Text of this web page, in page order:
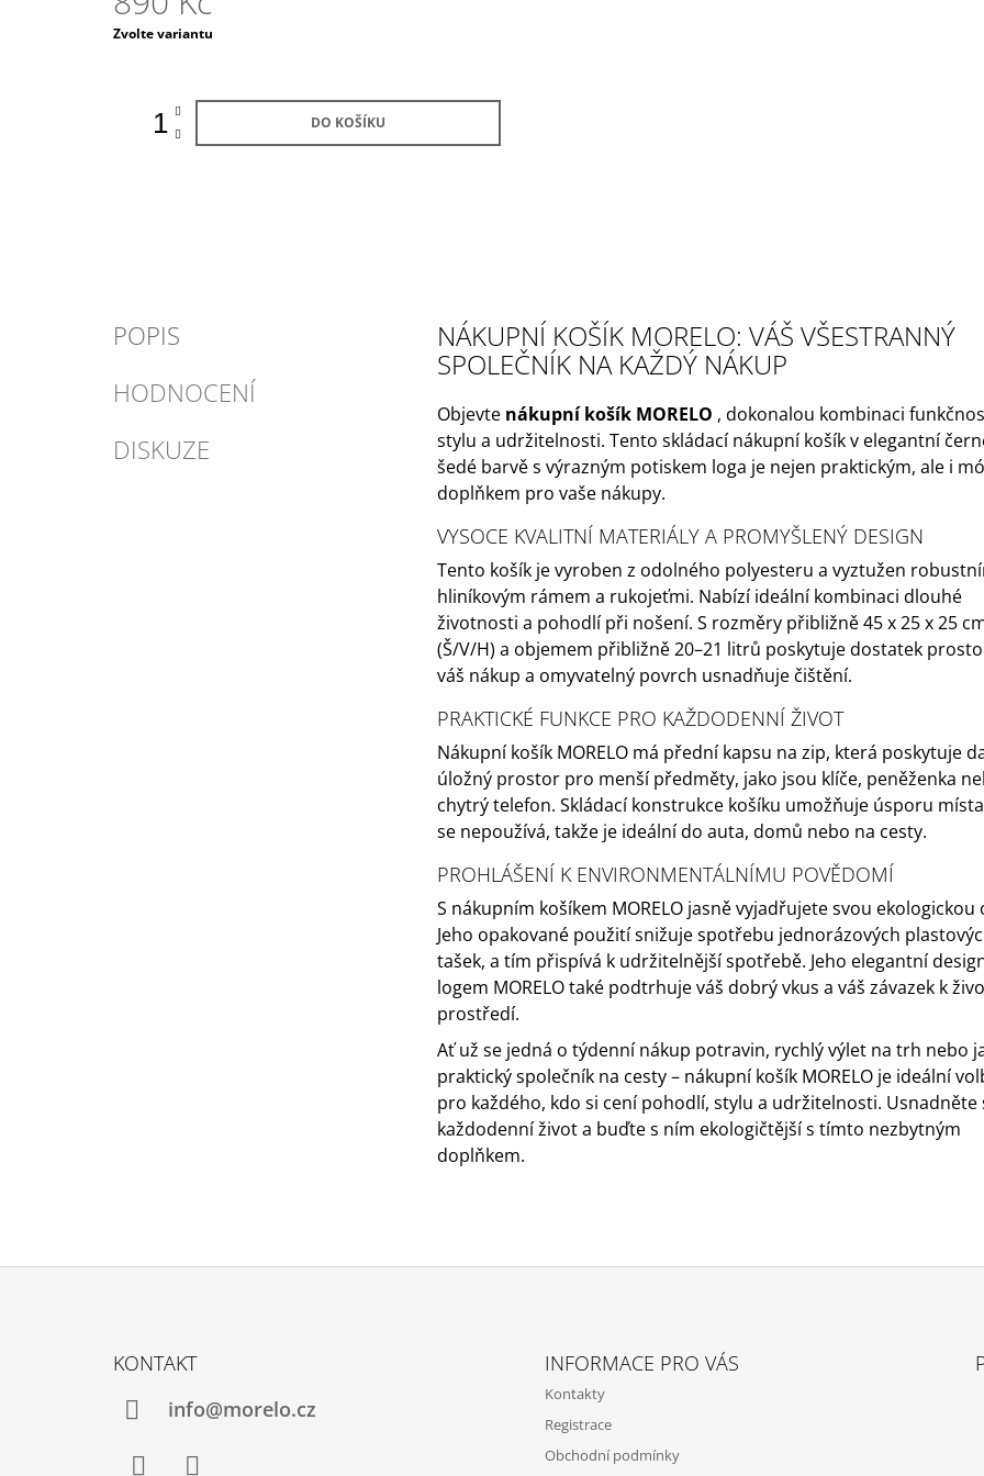
Měrná
Zvolte variantu
DO KOŠÍKU
POPIS
HODNOCENÍ
DISKUZE
NÁKUPNÍ KOŠÍK MORELO: VÁŠ VŠESTRANNÝ
SPOLEČNÍK NA KAŽDÝ NÁKUP
Objevte nákupní košík MORELO , dokonalou kombinaci
stylu a udržitelnosti. Tento skládací nákupní košík v elegantní
šedé barvě s výrazným potiskem loga je nejen praktickým, ale i
doplňkem pro vaše nákupy.
VYSOCE KVALITNÍ MATERIÁLY A PROMYŠLENÝ DESIGN
Tento košík je vyroben z odolného polyesteru a vyztužen
hliníkovým rámem a rukojeťmi. Nabízí ideální kombinaci dlouhé
životnosti a pohodlí při nošení. S rozměry přibližně 45 x 25 x 25
(Š/V/H) a objemem přibližně 20–21 litrů poskytuje dostatek
váš nákup a omyvatelný povrch usnadňuje čištění.
PRAKTICKÉ FUNKCE PRO KAŽDODENNÍ ŽIVOT
Nákupní košík MORELO má přední kapsu na zip, která poskytuje
úložný prostor pro menší předměty, jako jsou klíče, peněženka
chytrý telefon. Skládací konstrukce košíku umožňuje úsporu
se nepoužívá, takže je ideální do auta, domů nebo na cesty.
PROHLÁŠENÍ K ENVIRONMENTÁLNÍMU POVĚDOMÍ
S nákupním košíkem MORELO jasně vyjadřujete svou ekologickou
Jeho opakované použití snižuje spotřebu jednorázových
tašek, a tím přispívá k udržitelnější spotřebě. Jeho elegantní
logem MORELO také podtrhuje váš dobrý vkus a váš závazek k
prostředí.
Ať už se jedná o týdenní nákup potravin, rychlý výlet na trh nebo
praktický společník na cesty – nákupní košík MORELO je ideální
pro každého, kdo si cení pohodlí, stylu a udržitelnosti. Usnadněte
každodenní život a buďte s ním ekologičtější s tímto nezbytným
doplňkem.
KONTAKT
info@morelo.cz
INFORMACE PRO VÁS
Kontakty
Registrace
Obchodní podmínky